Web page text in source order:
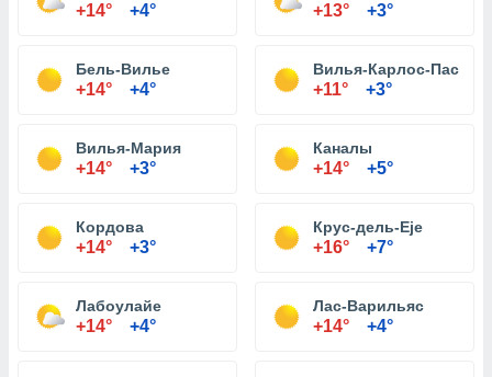
+14° +4° +13° +3°
Бель-Вилье
+14° +4°
Вилья-Карлос-Пас
+11° +3°
Вилья-Мария
+14° +3°
Каналы
+14° +5°
Кордова
+14° +3°
Крус-дель-Eje
+16° +7°
Лабоулайе
+14° +4°
Лас-Варильяс
+14° +4°